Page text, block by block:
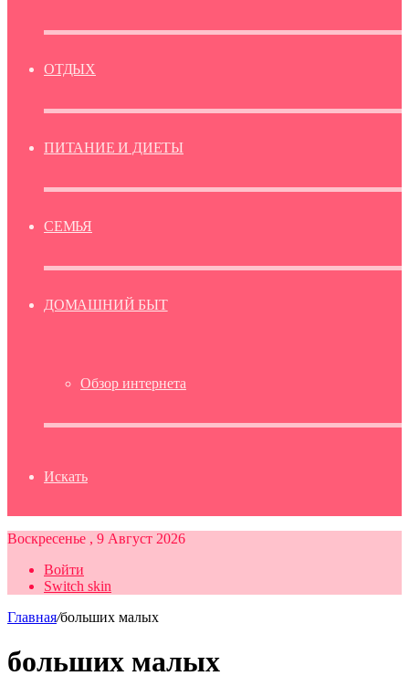
ОТДЫХ
ПИТАНИЕ И ДИЕТЫ
СЕМЬЯ
ДОМАШНИЙ БЫТ
Обзор интернета
Искать
Воскресенье , 9 Август 2026
Войти
Switch skin
Главная/больших малых
больших малых